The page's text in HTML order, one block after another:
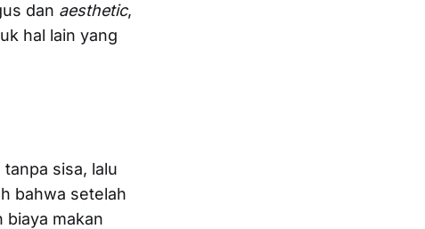
dan aesthetic,
hal lain yang
sisa, lalu
bahwa setelah
biaya makan